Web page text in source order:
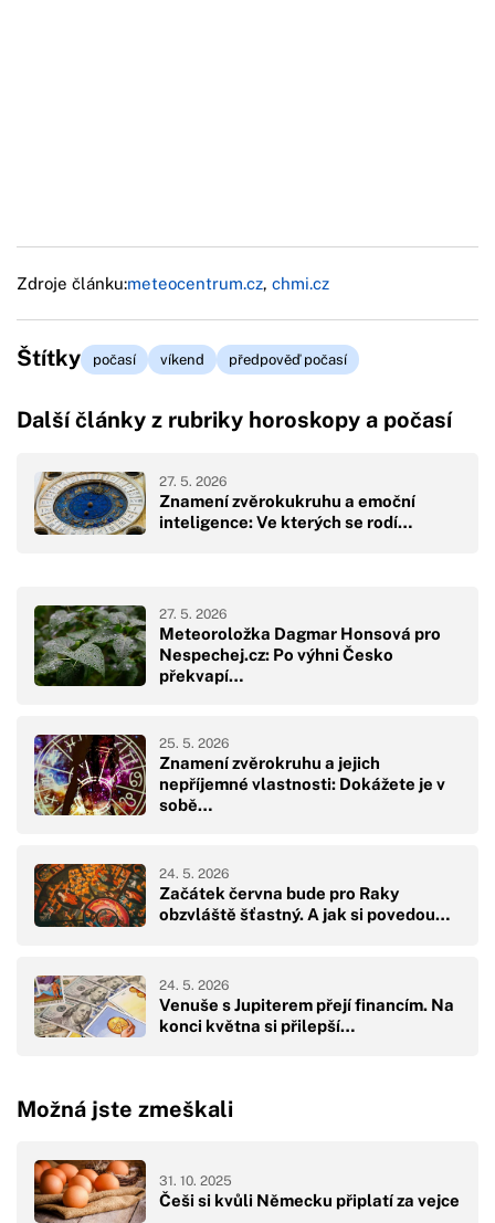
Zdroje článku:meteocentrum.cz, chmi.cz
Štítky počasí víkend předpověď počasí
Další články z rubriky horoskopy a počasí
Znamení zvěrokukruhu a emoční
inteligence: Ve kterých se rodí…
27. 5. 2026
Meteoroložka Dagmar Honsová pro
Nespechej.cz: Po výhni Česko
překvapí…
27. 5. 2026
Znamení zvěrokruhu a jejich
nepříjemné vlastnosti: Dokážete je v
sobě…
25. 5. 2026
Začátek června bude pro Raky
obzvláště šťastný. A jak si povedou…
24. 5. 2026
Venuše s Jupiterem přejí financím. Na
konci května si přilepší…
24. 5. 2026
Možná jste zmeškali
Češi si kvůli Německu připlatí za vejce
31. 10. 2025